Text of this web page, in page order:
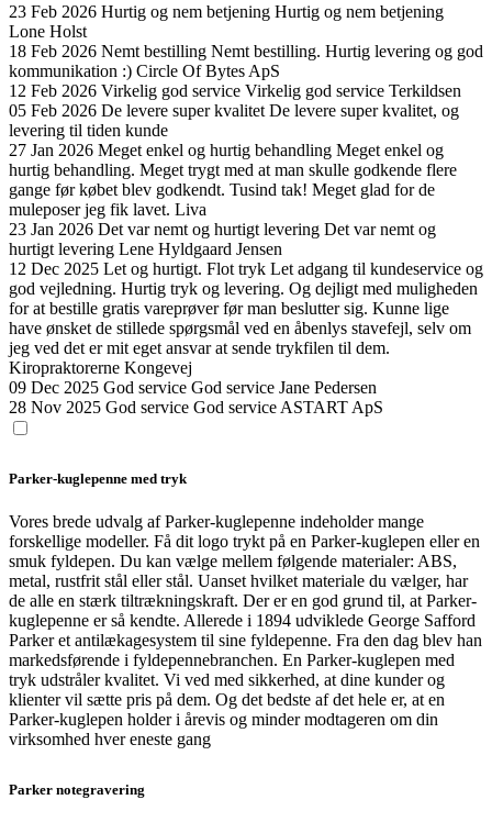
23 Feb 2026 Hurtig og nem betjening Hurtig og nem betjening
Lone Holst
18 Feb 2026 Nemt bestilling Nemt bestilling. Hurtig levering og god
kommunikation :) Circle Of Bytes ApS
12 Feb 2026 Virkelig god service Virkelig god service Terkildsen
05 Feb 2026 De levere super kvalitet De levere super kvalitet, og
levering til tiden kunde
27 Jan 2026 Meget enkel og hurtig behandling Meget enkel og
hurtig behandling. Meget trygt med at man skulle godkende flere
gange før købet blev godkendt. Tusind tak! Meget glad for de
muleposer jeg fik lavet. Liva
23 Jan 2026 Det var nemt og hurtigt levering Det var nemt og
hurtigt levering Lene Hyldgaard Jensen
12 Dec 2025 Let og hurtigt. Flot tryk Let adgang til kundeservice og
god vejledning. Hurtig tryk og levering. Og dejligt med muligheden
for at bestille gratis vareprøver før man beslutter sig. Kunne lige
have ønsket de stillede spørgsmål ved en åbenlys stavefejl, selv om
jeg ved det er mit eget ansvar at sende trykfilen til dem.
Kiropraktorerne Kongevej
09 Dec 2025 God service God service Jane Pedersen
28 Nov 2025 God service God service ASTART ApS
Parker-kuglepenne med tryk
Vores brede udvalg af Parker-kuglepenne indeholder mange
forskellige modeller. Få dit logo trykt på en Parker-kuglepen eller en
smuk fyldepen. Du kan vælge mellem følgende materialer: ABS,
metal, rustfrit stål eller stål. Uanset hvilket materiale du vælger, har
de alle en stærk tiltrækningskraft. Der er en god grund til, at Parker-
kuglepenne er så kendte. Allerede i 1894 udviklede George Safford
Parker et antilækagesystem til sine fyldepenne. Fra den dag blev han
markedsførende i fyldepennebranchen. En Parker-kuglepen med
tryk udstråler kvalitet. Vi ved med sikkerhed, at dine kunder og
klienter vil sætte pris på dem. Og det bedste af det hele er, at en
Parker-kuglepen holder i årevis og minder modtageren om din
virksomhed hver eneste gang
Parker notegravering